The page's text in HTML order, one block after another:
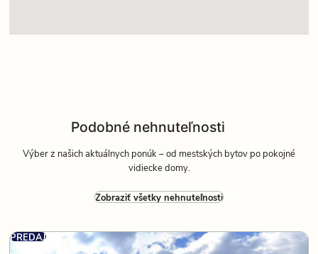
Podobné nehnuteľnosti
Výber z našich aktuálnych ponúk – od mestských bytov po pokojné
vidiecke domy.
Zobraziť všetky nehnuteľnosti
PREDAJ